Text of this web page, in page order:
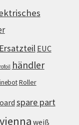
Ersatzteil EUC
händler
Roller
spare part
vienna weiß